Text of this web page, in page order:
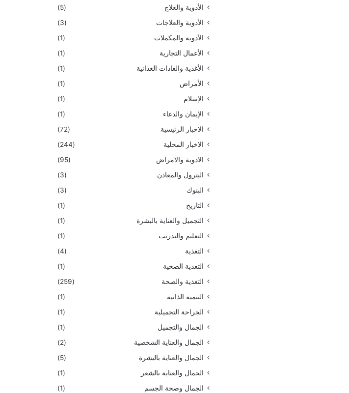
الأدوية والعلاج
(5)
الأدوية والعلاجات
(3)
الأدوية والمكملات
(1)
الأعمال التجارية
(1)
الأغذية والعادات الغذائية
(1)
الأمراض
(1)
الإسلام
(1)
الإيمان والدعاء
(1)
الاخبار الرئيسية
(72)
الاخبار المحلية
(244)
الادوية والامراض
(95)
البترول والمعادن
(3)
البنوك
(3)
التاريخ
(1)
التجميل والعناية بالبشرة
(1)
التعليم والتدريب
(1)
التغذية
(4)
التغذية الصحية
(1)
التغذية والصحة
(259)
التنمية الذاتية
(1)
الجراحة التجميلية
(1)
الجمال والتجميل
(1)
الجمال والعناية الشخصية
(2)
الجمال والعناية بالبشرة
(5)
الجمال والعناية بالشعر
(1)
الجمال وصحة الجسم
(1)